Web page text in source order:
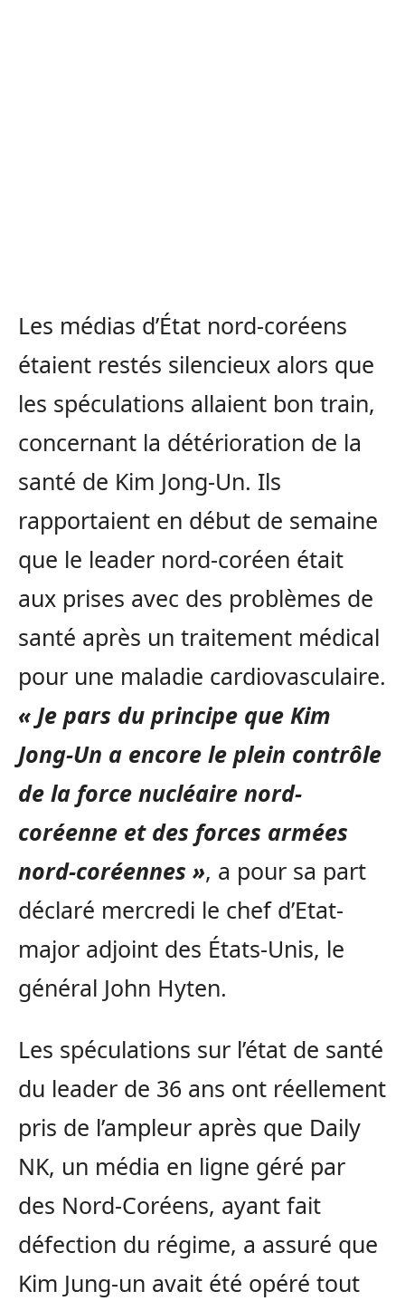
Les médias d’État nord-coréens
étaient restés silencieux alors que
les spéculations allaient bon train,
concernant la détérioration de la
santé de Kim Jong-Un. Ils
rapportaient en début de semaine
que le leader nord-coréen était
aux prises avec des problèmes de
santé après un traitement médical
pour une maladie cardiovasculaire.
« Je pars du principe que Kim
Jong-Un a encore le plein contrôle
de la force nucléaire nord-
coréenne et des forces armées
nord-coréennes », a pour sa part
déclaré mercredi le chef d’Etat-
major adjoint des États-Unis, le
général John Hyten.
Les spéculations sur l’état de santé
du leader de 36 ans ont réellement
pris de l’ampleur après que Daily
NK, un média en ligne géré par
des Nord-Coréens, ayant fait
défection du régime, a assuré que
Kim Jung-un avait été opéré tout